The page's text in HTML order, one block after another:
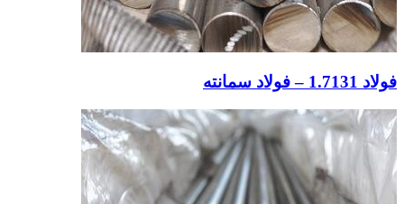
فولاد 1.7131 – فولاد سمانته